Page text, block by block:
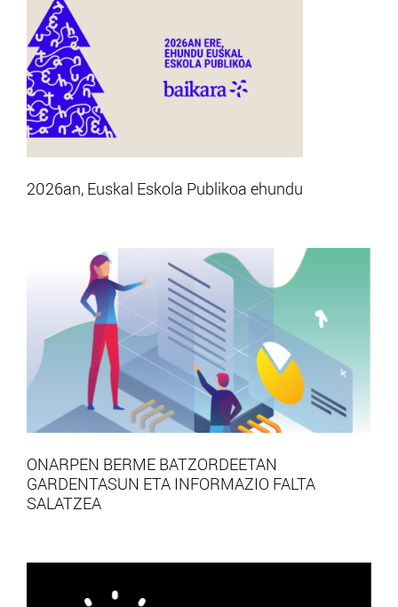
2026an, Euskal Eskola Publikoa ehundu
ONARPEN BERME BATZORDEETAN
GARDENTASUN ETA INFORMAZIO FALTA
SALATZEA